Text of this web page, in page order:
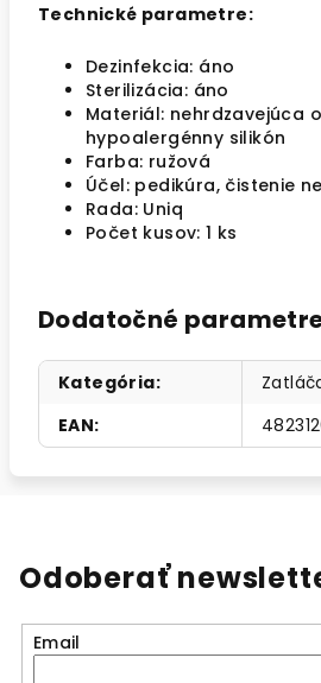
Technické parametre:
Dezinfekcia: áno
Sterilizácia: áno
Materiál: nehrdzavejúca
hypoalergénny silikón
Farba: ružová
Účel: pedikúra, čistenie
Rada: Uniq
Počet kusov: 1 ks
Dodatočné
Kategória:
EAN:
Odoberať
Email